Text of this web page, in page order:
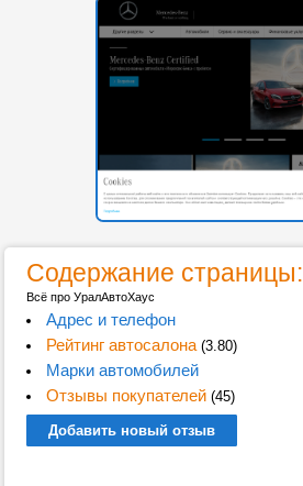
Содержание страницы:
Всё про УралАвтоХаус
Адрес и телефон
Рейтинг автосалона(3.80)
Марки автомобилей
Отзывы покупателей(45)
Добавить новый отзыв